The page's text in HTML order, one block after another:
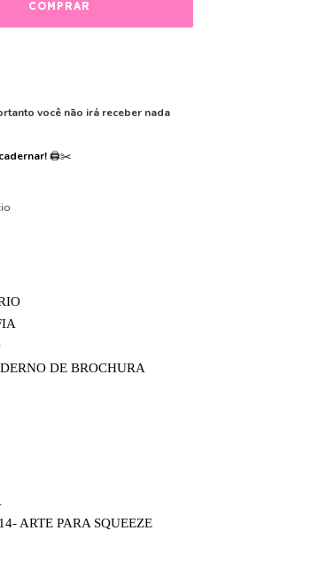
você não irá receber nada
🖨️✂️
DE BROCHURA
ARTE PARA SQUEEZE